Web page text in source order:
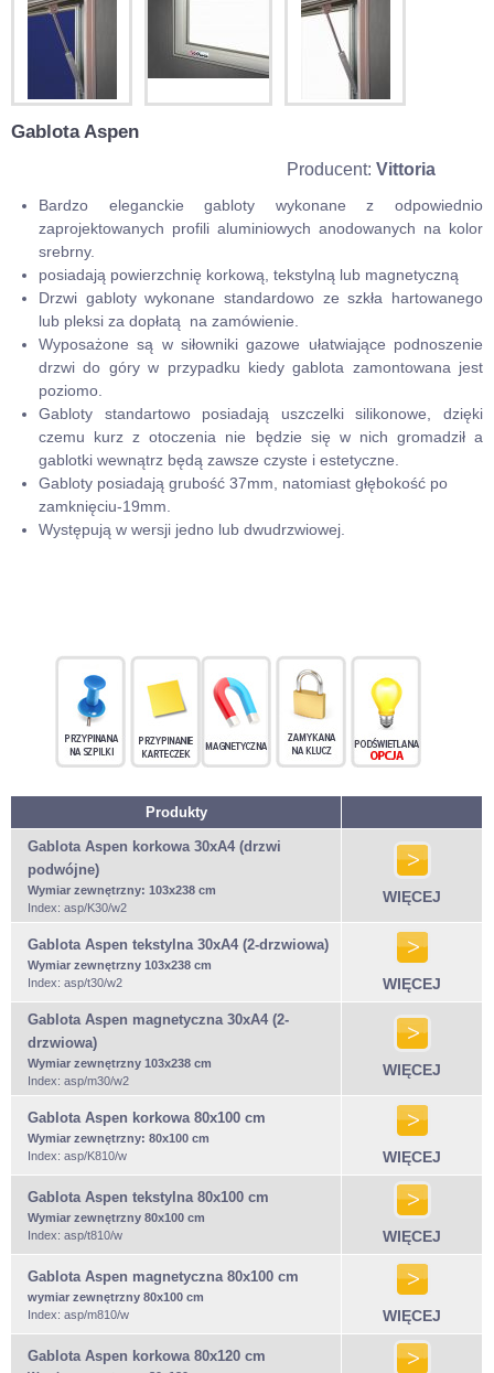
Gablota Aspen
Producent:Vittoria
Bardzo eleganckie gabloty wykonane z odpowiednio
zaprojektowanych profili aluminiowych anodowanych na kolor
srebrny.
posiadają powierzchnię korkową, tekstylną lub magnetyczną
Drzwi gabloty wykonane standardowo ze szkła hartowanego
lub pleksi za dopłatą na zamówienie.
Wyposażone są w siłowniki gazowe ułatwiające podnoszenie
drzwi do góry w przypadku kiedy gablota zamontowana jest
poziomo.
Gabloty standartowo posiadają uszczelki silikonowe, dzięki
czemu kurz z otoczenia nie będzie się w nich gromadził a
gablotki wewnątrz będą zawsze czyste i estetyczne.
Gabloty posiadają grubość 37mm, natomiast głębokość po
zamknięciu-19mm.
Występują w wersji jedno lub dwudrzwiowej.
Produkty
Gablota Aspen korkowa 30xA4 (drzwi
podwójne)
Wymiar zewnętrzny: 103x238 cm
Index: asp/K30/w2
WIĘCEJ
Gablota Aspen tekstylna 30xA4 (2-drzwiowa)
Wymiar zewnętrzny 103x238 cm
Index: asp/t30/w2
WIĘCEJ
Gablota Aspen magnetyczna 30xA4 (2-
drzwiowa)
Wymiar zewnętrzny 103x238 cm
Index: asp/m30/w2
WIĘCEJ
Gablota Aspen korkowa 80x100 cm
Wymiar zewnętrzny: 80x100 cm
Index: asp/K810/w
WIĘCEJ
Gablota Aspen tekstylna 80x100 cm
Wymiar zewnętrzny 80x100 cm
Index: asp/t810/w
WIĘCEJ
Gablota Aspen magnetyczna 80x100 cm
wymiar zewnętrzny 80x100 cm
Index: asp/m810/w
WIĘCEJ
Gablota Aspen korkowa 80x120 cm